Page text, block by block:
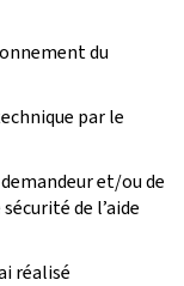
du
par le
et/ou de
de l’aide
réalisé